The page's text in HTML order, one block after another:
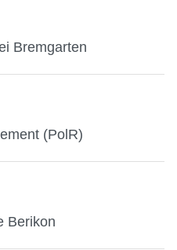
Bremgarten
(PolR)
Berikon